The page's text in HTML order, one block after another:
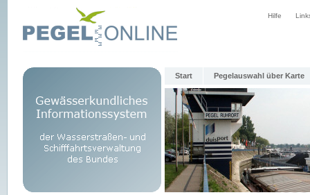
Hilfe
Start Pegelauswahl über Karte